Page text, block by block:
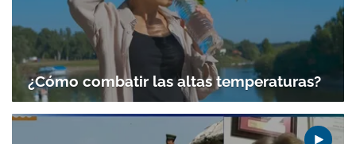
¿Cómo combatir las altas temperaturas?